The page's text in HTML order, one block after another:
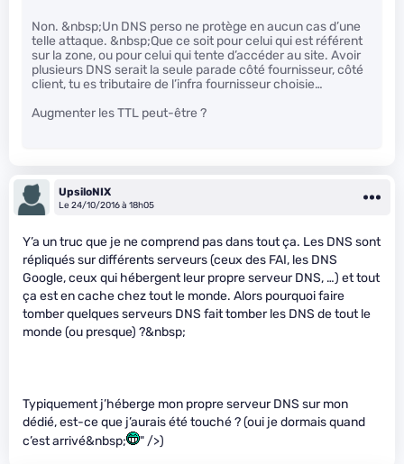
Non. &nbsp;Un DNS perso ne protège en aucun cas d’une
telle attaque. &nbsp;Que ce soit pour celui qui est référent
sur la zone, ou pour celui qui tente d’accéder au site. Avoir
plusieurs DNS serait la seule parade côté fournisseur, côté
client, tu es tributaire de l’infra fournisseur choisie…
Augmenter les TTL peut-être ?
UpsiloNIX
Le 24/10/2016 à 18h05
Y’a un truc que je ne comprend pas dans tout ça. Les DNS sont
répliqués sur différents serveurs (ceux des FAI, les DNS
Google, ceux qui hébergent leur propre serveur DNS, …) et tout
ça est en cache chez tout le monde. Alors pourquoi faire
tomber quelques serveurs DNS fait tomber les DNS de tout le
monde (ou presque) ?&nbsp;
Typiquement j’héberge mon propre serveur DNS sur mon
dédié, est-ce que j’aurais été touché ? (oui je dormais quand
c’est arrivé&nbsp;
" />)